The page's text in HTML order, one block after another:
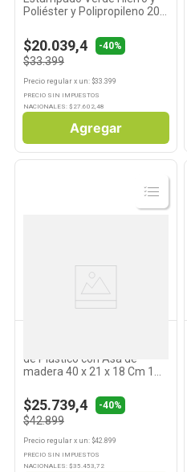
Poliéster y Polipropileno 20
$20.039,4 -40%
$33.399
Precio regular x un: $33.399
PRECIO SIN IMPUESTOS
NACIONALES: $ 27.602,48
Agregar
Ver
Producto
de Plástico con Asa de
madera 40 x 21 x 18 Cm 1
$25.739,4 -40%
$42.899
Precio regular x un: $42.899
PRECIO SIN IMPUESTOS
NACIONALES: $35.453,72